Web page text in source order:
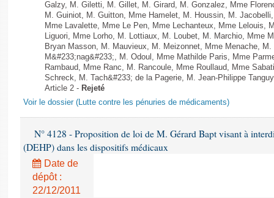
Galzy, M. Giletti, M. Gillet, M. Girard, M. Gonzalez, Mme
M. Guiniot, M. Guitton, Mme Hamelet, M. Houssin, M.
Mme Lavalette, Mme Le Pen, Mme Lechanteux, Mme Lelouis,
Liguori, Mme Lorho, M. Lottiaux, M. Loubet, M. Marchio, Mme
Bryan Masson, M. Mauvieux, M. Meizonnet, Mme Menache,
M&#233;nag&#233;, M. Odoul, Mme Mathilde Paris, Mme
Rambaud, Mme Ranc, M. Rancoule, Mme Roullaud, Mme
Schreck, M. Tach&#233; de la Pagerie, M. Jean-Philippe
Article 2 - Rejeté
Voir le dossier (Lutte contre les pénuries de médicaments)
N° 4128 - Proposition de loi de M. Gérard Bapt visant à
(DEHP) dans les dispositifs médicaux
Date de
dépôt :
22/12/2011